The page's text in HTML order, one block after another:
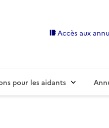
Accès aux
pour les aidants